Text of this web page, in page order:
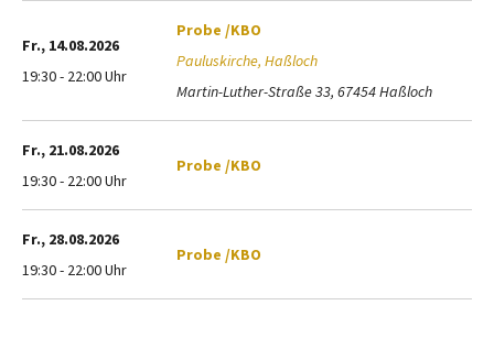
Fr., 14.08.2026
19:30 - 22:00 Uhr
Probe /KBO
Pauluskirche, Haßloch
Martin-Luther-Straße 33, 67454 Haßloch
Fr., 21.08.2026
19:30 - 22:00 Uhr
Probe /KBO
Fr., 28.08.2026
19:30 - 22:00 Uhr
Probe /KBO